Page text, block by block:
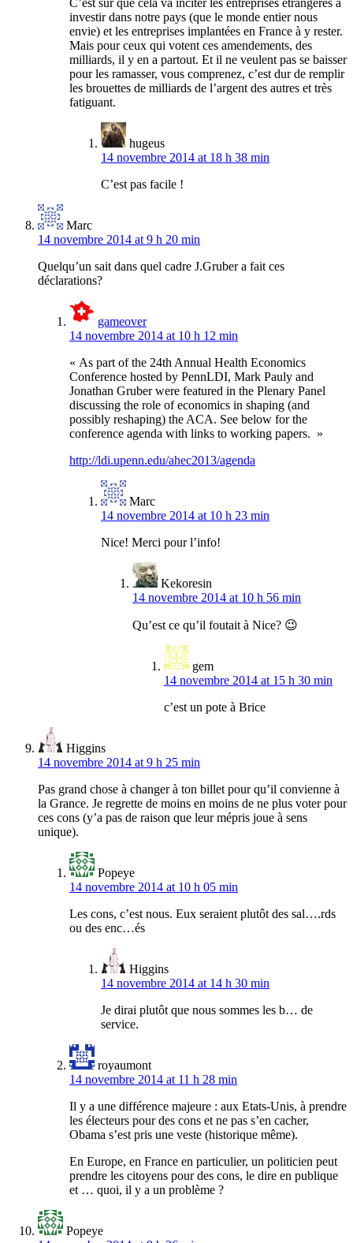
C’est sur que cela va inciter les entreprises étrangères à
investir dans notre pays (que le monde entier nous
envie) et les entreprises implantées en France à y rester.
Mais pour ceux qui votent ces amendements, des
milliards, il y en a partout. Et il ne veulent pas se baisser
pour les ramasser, vous comprenez, c’est dur de remplir
les brouettes de milliards de l’argent des autres et très
fatiguant.
hugeus
14 novembre 2014 at 18 h 38 min
C’est pas facile !
Marc
14 novembre 2014 at 9 h 20 min
Quelqu’un sait dans quel cadre J.Gruber a fait ces
déclarations?
gameover
14 novembre 2014 at 10 h 12 min
« As part of the 24th Annual Health Economics
Conference hosted by PennLDI, Mark Pauly and
Jonathan Gruber were featured in the Plenary Panel
discussing the role of economics in shaping (and
possibly reshaping) the ACA. See below for the
conference agenda with links to working papers. »
http://ldi.upenn.edu/ahec2013/agenda
Marc
14 novembre 2014 at 10 h 23 min
Nice! Merci pour l’info!
Kekoresin
14 novembre 2014 at 10 h 56 min
Qu’est ce qu’il foutait à Nice? 😉
gem
14 novembre 2014 at 15 h 30 min
c’est un pote à Brice
Higgins
14 novembre 2014 at 9 h 25 min
Pas grand chose à changer à ton billet pour qu’il convienne à
la Grance. Je regrette de moins en moins de ne plus voter pour
ces cons (y’a pas de raison que leur mépris joue à sens
unique).
Popeye
14 novembre 2014 at 10 h 05 min
Les cons, c’est nous. Eux seraient plutôt des sal….rds
ou des enc…és
Higgins
14 novembre 2014 at 14 h 30 min
Je dirai plutôt que nous sommes les b… de
service.
royaumont
14 novembre 2014 at 11 h 28 min
Il y a une différence majeure : aux Etats-Unis, à prendre
les électeurs pour des cons et ne pas s’en cacher,
Obama s’est pris une veste (historique même).
En Europe, en France en particulier, un politicien peut
prendre les citoyens pour des cons, le dire en publique
et … quoi, il y a un problème ?
Popeye